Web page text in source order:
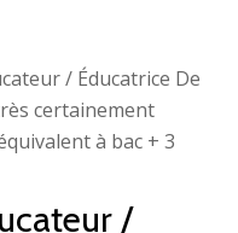
/ Éducatrice De
certainement
à bac + 3
/